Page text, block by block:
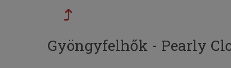
Gyöngyfelhők - Pearly